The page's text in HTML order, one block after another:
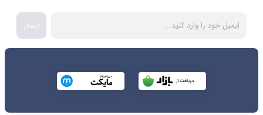
ارسال